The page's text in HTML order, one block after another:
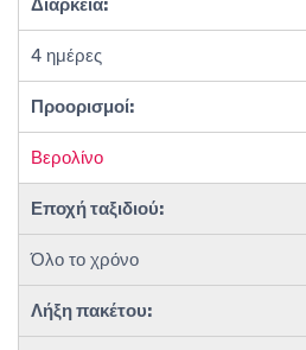
Διάρκεια:
4 ημέρες
Προορισμοί:
Βερολίνο
Εποχή ταξιδιού:
Όλο το χρόνο
Λήξη πακέτου: